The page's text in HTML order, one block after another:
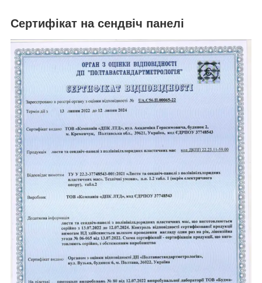
Сертифікат на сендвіч панелі